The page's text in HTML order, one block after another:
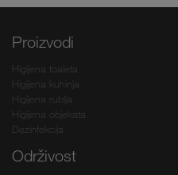
Proizvodi
Higijena toaleta
Higijena kuhinja
Higijena rublja
Higijena objekata
Dezinfekcija
Održivost